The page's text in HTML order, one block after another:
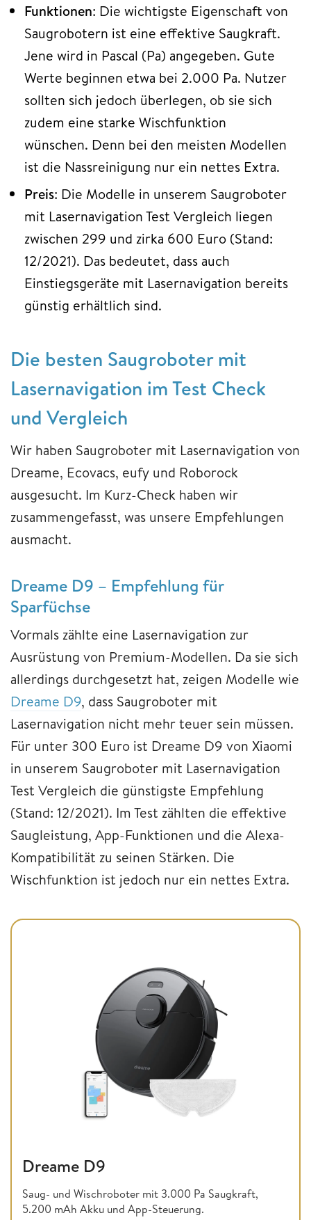
Funktionen: Die wichtigste Eigenschaft von
Saugrobotern ist eine effektive Saugkraft.
Jene wird in Pascal (Pa) angegeben. Gute
Werte beginnen etwa bei 2.000 Pa. Nutzer
sollten sich jedoch überlegen, ob sie sich
zudem eine starke Wischfunktion
wünschen. Denn bei den meisten Modellen
ist die Nassreinigung nur ein nettes Extra.
Preis: Die Modelle in unserem Saugroboter
mit Lasernavigation Test Vergleich liegen
zwischen 299 und zirka 600 Euro (Stand:
12/2021). Das bedeutet, dass auch
Einstiegsgeräte mit Lasernavigation bereits
günstig erhältlich sind.
Die besten Saugroboter mit
Lasernavigation im Test Check
und Vergleich
Wir haben Saugroboter mit Lasernavigation von
Dreame, Ecovacs, eufy und Roborock
ausgesucht. Im Kurz-Check haben wir
zusammengefasst, was unsere Empfehlungen
ausmacht.
Dreame D9 – Empfehlung für
Sparfüchse
Vormals zählte eine Lasernavigation zur
Ausrüstung von Premium-Modellen. Da sie sich
allerdings durchgesetzt hat, zeigen Modelle wie
Dreame D9, dass Saugroboter mit
Lasernavigation nicht mehr teuer sein müssen.
Für unter 300 Euro ist Dreame D9 von Xiaomi
in unserem Saugroboter mit Lasernavigation
Test Vergleich die günstigste Empfehlung
(Stand: 12/2021). Im Test zählten die effektive
Saugleistung, App-Funktionen und die Alexa-
Kompatibilität zu seinen Stärken. Die
Wischfunktion ist jedoch nur ein nettes Extra.
Dreame D9
Saug- und Wischroboter mit 3.000 Pa Saugkraft,
5.200 mAh Akku und App-Steuerung.